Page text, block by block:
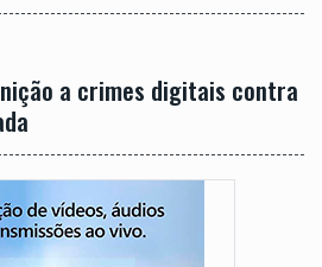
a crimes digitais contra